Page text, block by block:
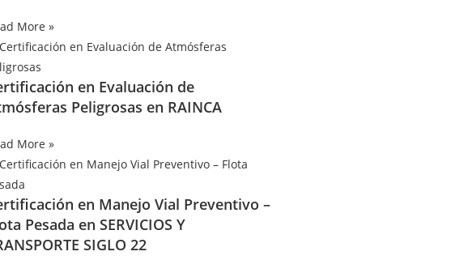
More »
en Evaluación de
Peligrosas en RAINCA
More »
en Manejo Vial Preventivo –
Pesada en SERVICIOS Y
SIGLO 22